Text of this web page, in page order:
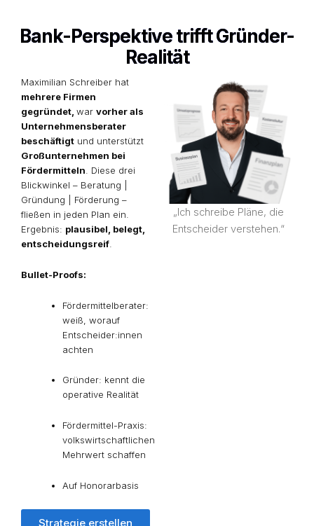
Bank-Perspektive trifft Gründer-
Realität
Maximilian Schreiber hat
mehrere Firmen
gegründet, war vorher als
Unternehmensberater
beschäftigt und unterstützt
Großunternehmen bei
Fördermitteln . Diese drei
Blickwinkel – Beratung |
Gründung | Förderung –
fließen in jeden Plan ein.
Ergebnis: plausibel, belegt,
entscheidungsreif
Bullet-Proofs:
Fördermittelberater:
weiß, worauf
Entscheider:innen
achten
Gründer: kennt die
operative Realität
Fördermittel-Praxis:
volkswirtschaftlichen
Mehrwert schaffen
Auf Honorarbasis
Strategie erstellen
„Ich schreibe Pläne, die
Entscheider verstehen.“